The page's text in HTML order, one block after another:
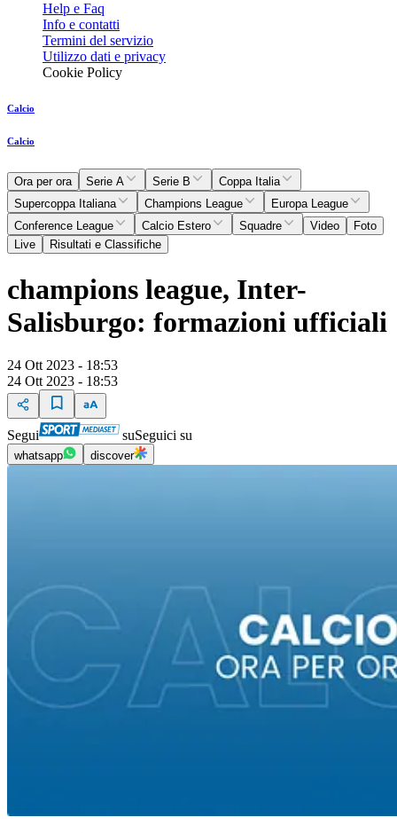
Help e Faq
Info e contatti
Termini del servizio
Utilizzo dati e privacy
Cookie Policy
Calcio
Calcio
Ora per ora Serie A Serie B
Coppa Italia
Supercoppa Italiana
Champions League
Europa League
Conference League
Calcio Estero Squadre Video
Foto
Live
Risultati e Classifiche
champions league, Inter-
Salisburgo: formazioni ufficiali
24 Ott 2023 - 18:53
24 Ott 2023 - 18:53
Segui suSeguici su
whatsapp discover